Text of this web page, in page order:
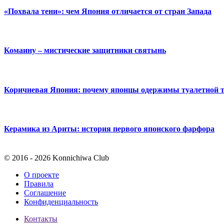
«Похвала тени»: чем Япония отличается от стран Запада
Комаину – мистические защитники святынь
Коричневая Япония: почему японцы одержимы туалетной
Керамика из Ариты: история первого японского фарфора
© 2016 - 2026 Konnichiwa Club
О проекте
Правила
Соглашение
Конфиденциальность
Контакты